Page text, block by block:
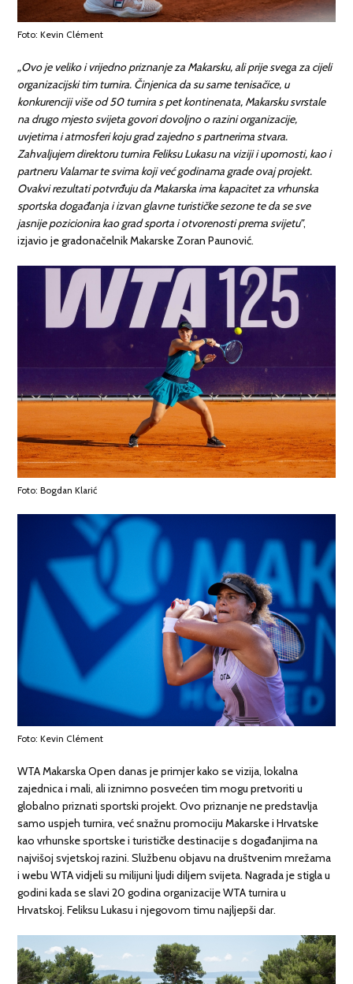
Foto: Kevin Clément
„Ovo je veliko i vrijedno priznanje za Makarsku, ali prije svega za cijeli
organizacijski tim turnira. Činjenica da su same tenisačice, u
konkurenciji više od 50 turnira s pet kontinenata, Makarsku svrstale
na drugo mjesto svijeta govori dovoljno o razini organizacije,
uvjetima i atmosferi koju grad zajedno s partnerima stvara.
Zahvaljujem direktoru turnira Feliksu Lukasu na viziji i upornosti, kao i
partneru Valamar te svima koji već godinama grade ovaj projekt.
Ovakvi rezultati potvrđuju da Makarska ima kapacitet za vrhunska
sportska događanja i izvan glavne turističke sezone te da se sve
jasnije pozicionira kao grad sporta i otvorenosti prema svijetu”,
izjavio je gradonačelnik Makarske Zoran Paunović.
Foto: Bogdan Klarić
Foto: Kevin Clément
WTA Makarska Open danas je primjer kako se vizija, lokalna
zajednica i mali, ali iznimno posvećen tim mogu pretvoriti u
globalno priznati sportski projekt. Ovo priznanje ne predstavlja
samo uspjeh turnira, već snažnu promociju Makarske i Hrvatske
kao vrhunske sportske i turističke destinacije s događanjima na
najvišoj svjetskoj razini. Službenu objavu na društvenim mrežama
i webu WTA vidjeli su milijuni ljudi diljem svijeta. Nagrada je stigla u
godini kada se slavi 20 godina organizacije WTA turnira u
Hrvatskoj. Feliksu Lukasu i njegovom timu najljepši dar.